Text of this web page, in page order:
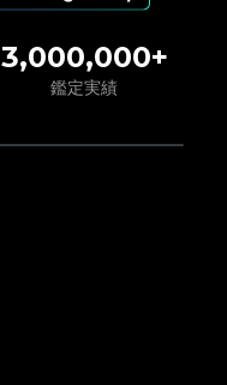
3,000,000+
鑑定実績